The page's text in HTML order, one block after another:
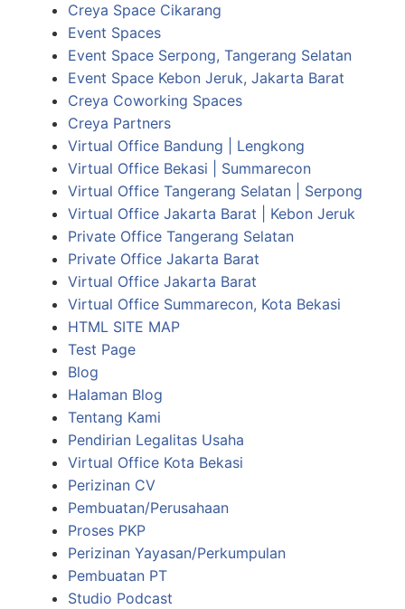
Creya Space Cikarang
Event Spaces
Event Space Serpong, Tangerang Selatan
Event Space Kebon Jeruk, Jakarta Barat
Creya Coworking Spaces
Creya Partners
Virtual Office Bandung | Lengkong
Virtual Office Bekasi | Summarecon
Virtual Office Tangerang Selatan | Serpong
Virtual Office Jakarta Barat | Kebon Jeruk
Private Office Tangerang Selatan
Private Office Jakarta Barat
Virtual Office Jakarta Barat
Virtual Office Summarecon, Kota Bekasi
HTML SITE MAP
Test Page
Blog
Halaman Blog
Tentang Kami
Pendirian Legalitas Usaha
Virtual Office Kota Bekasi
Perizinan CV
Pembuatan/Perusahaan
Proses PKP
Perizinan Yayasan/Perkumpulan
Pembuatan PT
Studio Podcast